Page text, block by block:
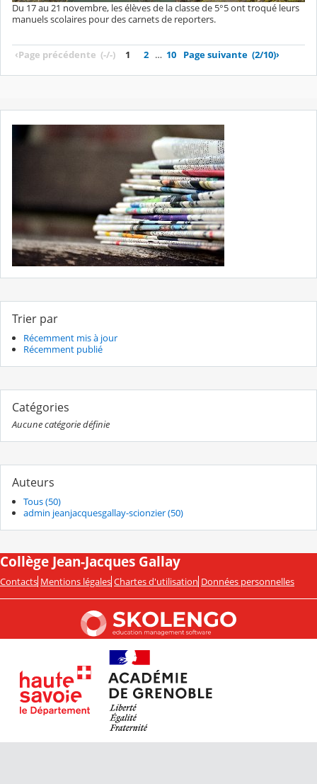
Du 17 au 21 novembre, les élèves de la classe de 5°5 ont troqué leurs
manuels scolaires pour des carnets de reporters.
‹Page précédente (-/-) 1 2 … 10 Page suivante (2/10)›
Trier par
Récemment mis à jour
Récemment publié
Catégories
Aucune catégorie définie
Auteurs
Tous (50)
admin jeanjacquesgallay-scionzier (50)
Collège Jean-Jacques Gallay
Contacts Mentions légales Chartes d'utilisation Données personnelles